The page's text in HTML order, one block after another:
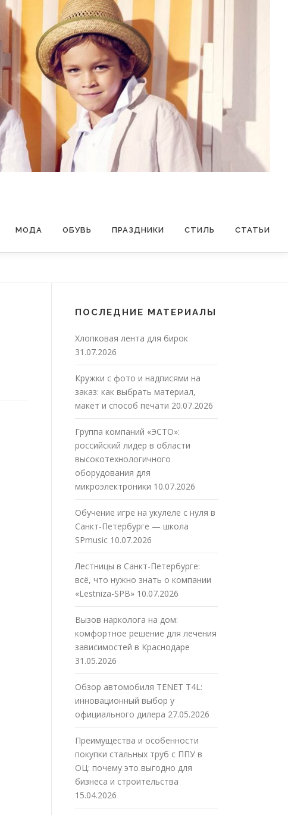
МОДА ОБУВЬ ПРАЗДНИКИ СТИЛЬ СТАТЬИ
ПОСЛЕДНИЕ МАТЕРИАЛЫ
Хлопковая лента для бирок
31.07.2026
Кружки с фото и надписями на
заказ: как выбрать материал,
макет и способ печати 20.07.2026
Группа компаний «ЭСТО»:
российский лидер в области
высокотехнологичного
оборудования для
микроэлектроники 10.07.2026
Обучение игре на укулеле с нуля в
Санкт-Петербурге — школа
SPmusic 10.07.2026
Лестницы в Санкт-Петербурге:
всё, что нужно знать о компании
«Lestniza-SPB» 10.07.2026
Вызов нарколога на дом:
комфортное решение для лечения
зависимостей в Краснодаре
31.05.2026
Обзор автомобиля TENET T4L:
инновационный выбор у
официального дилера 27.05.2026
Преимущества и особенности
покупки стальных труб с ППУ в
ОЦ: почему это выгодно для
бизнеса и строительства
15.04.2026